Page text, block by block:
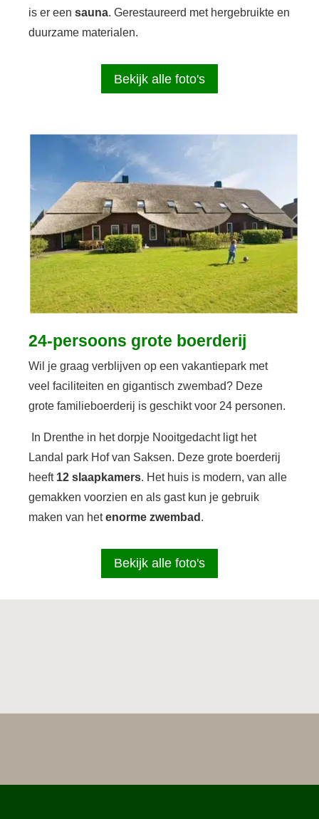
is er een sauna. Gerestaureerd met hergebruikte en
duurzame materialen.
Bekijk alle foto's
24-persoons grote boerderij
Wil je graag verblijven op een vakantiepark met
veel faciliteiten en gigantisch zwembad? Deze
grote familieboerderij is geschikt voor 24 personen.
In Drenthe in het dorpje Nooitgedacht ligt het
Landal park Hof van Saksen. Deze grote boerderij
heeft 12 slaapkamers. Het huis is modern, van alle
gemakken voorzien en als gast kun je gebruik
maken van hetenorme zwembad .
Bekijk alle foto's